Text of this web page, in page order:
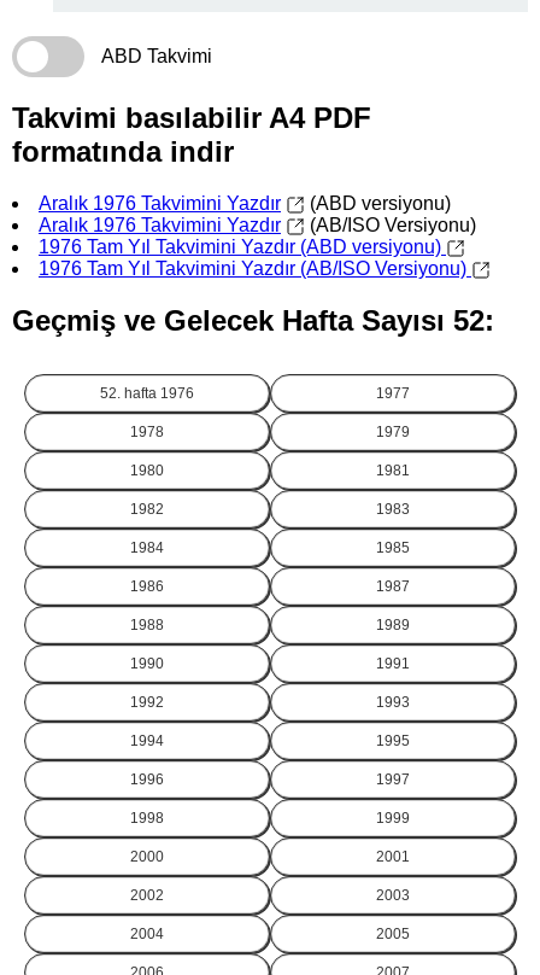
ABD Takvimi
Takvimi basılabilir A4 PDF
formatında indir
Aralık 1976 Takvimini Yazdır
(ABD versiyonu)
Aralık 1976 Takvimini Yazdır
(AB/ISO Versiyonu)
1976 Tam Yıl Takvimini Yazdır (ABD versiyonu)
1976 Tam Yıl Takvimini Yazdır (AB/ISO Versiyonu)
Geçmiş ve Gelecek Hafta Sayısı 52:
52. hafta 1976 1977
1978 1979
1980 1981
1982 1983
1984 1985
1986 1987
1988 1989
1990 1991
1992 1993
1994 1995
1996 1997
1998 1999
2000 2001
2002 2003
2004 2005